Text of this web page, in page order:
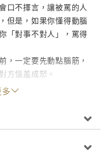
口不擇言，讓被罵的人
但是，如果你懂得動腦
「對事不對人」，罵得
，一定要先動點腦筋，
方惱羞成怒。